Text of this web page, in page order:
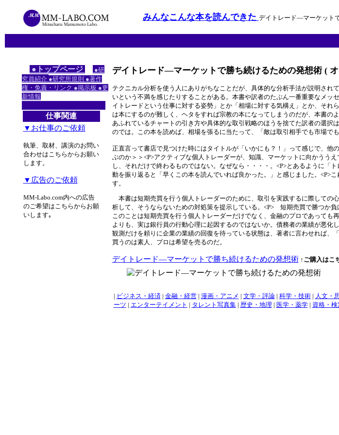
みんなこんな本を読んできた デイトレード―マーケット
●トップページ
●研
究員紹介 ●研究所規則 ●著作
権・免責・リンク ●掲示板 ●更
新情報
仕事関連
▼お仕事のご依頼
執筆、取材、講演のお問い
合わせはこちらからお願い
します。
▼広告のご依頼
MM-Labo.com内への広告
のご希望はこちらからお願
いします｡
デイトレード―マーケットで勝ち続けるための発想術 (
テクニカル分析を使う人にありがちなことだが、具体的な分析手法が説明さ
いという不満を感じたりすることがある。本書や訳者のたぶん一番重要なメ
イトレードという仕事に対する姿勢」とか「相場に対する気構え」とか、そ
は本にするのが難しく、ヘタをすれば宗教の本になってしまうのだが、本書
あふれているチャートの引き方や具体的な取引戦略のほうを捨てた訳者の選
のでは。この本を読めば、相場を張るに当たって、「敵は取引相手でも市場で
正直言って書店で見つけた時にはタイトルが「いかにも？！」って感じで、他
ぶのか＞＞<P>アクティブな個人トレーダーが、知識、マーケットに向かうう
し、それだけで終わるものではない。なぜなら・・・・。<P>とあるように「
動を振り返ると「早くこの本を読んでいれば良かった。」と感じました。<P>
す。
本書は短期売買を行う個人トレーダーのために、取引を実践するに際しての
析して、そうならないための対処策を提示している。<P> 短期売買で勝つか
このことは短期売買を行う個人トレーダーだけでなく、金融のプロであって
よりも、実は銀行員の行動心理に起因するのではないか。債務者の業績が悪
観測だけを頼りに企業の業績の回復を待っている状態は、著者に言わせれば
買うのは素人、プロは希望を売るのだ。
デイトレード―マーケットで勝ち続けるための発想術↑ご購入はこ
| ビジネス・経済 | 金融・経営| 漫画・アニメ | 文学・評論| 科学・技術| 人文・
ーツ | エンターテイメント | タレント写真集| 歴史・地理 | 医学・薬学| 資格・検